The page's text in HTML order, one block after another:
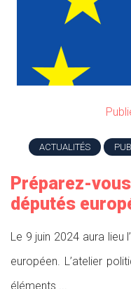
ACTUALITÉS
Préparez-
députés
Le 9 juin 2024 aura lieu
européen. L’atelier
éléments ...